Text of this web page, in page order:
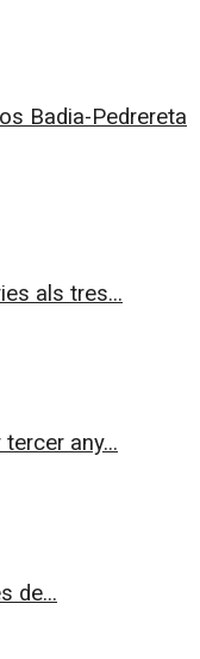
Badia-Pedrereta
als tres...
any...
de...